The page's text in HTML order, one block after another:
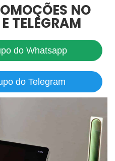
NO
TELEGRAM
do Whatsapp
do Telegram